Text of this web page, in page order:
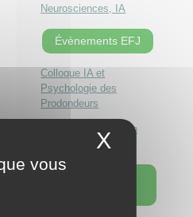
Neurosciences, IA
Évènements EFJ
Colloque IA et
Psychologie des
Prodondeurs
Séminaire Le chemin
d'individuation
vous
X